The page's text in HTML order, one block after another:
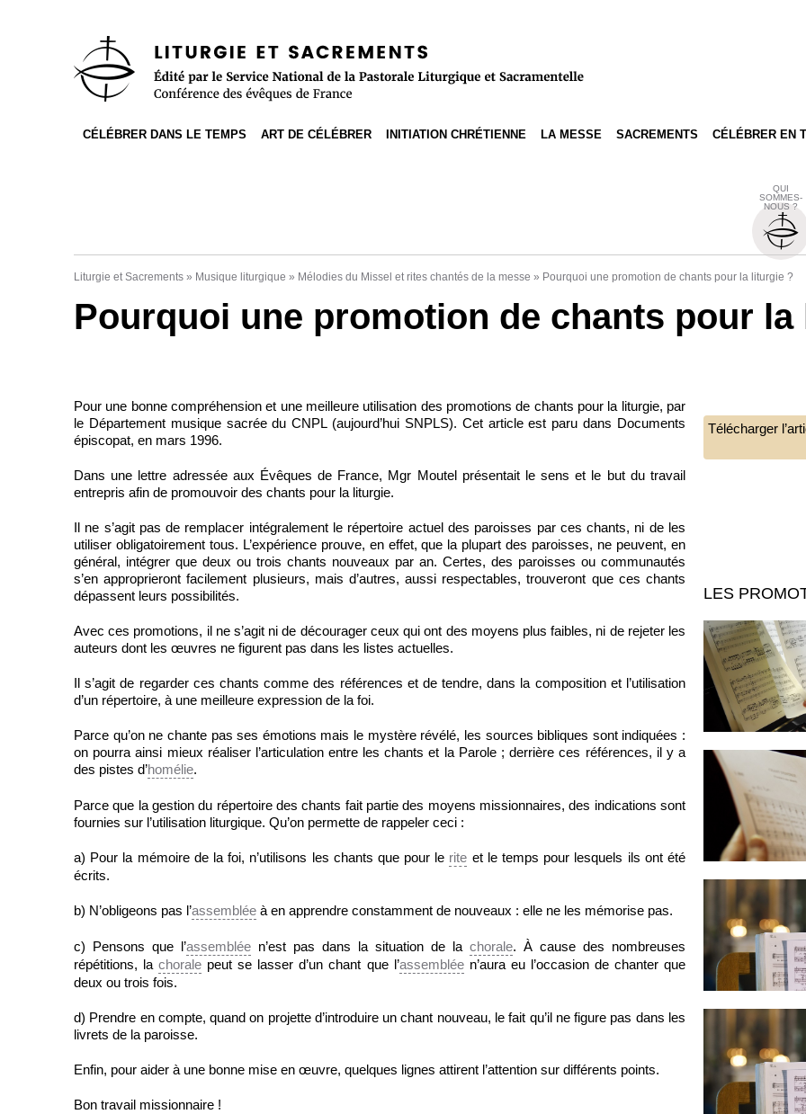
Accès direct à la recherche
CÉLÉBRER DANS LE TEMPS ART DE CÉLÉBRER INITIATION CHRÉTIENNE LA MESSE SACREMENTS CÉLÉBRER EN
QUI
SOMMES-
NOUS ?
Liturgie et Sacrements » Musique liturgique » Mélodies du Missel et rites chantés de la messe » Pourquoi une promotion de chants pour la liturgie ?
Pourquoi une promotion de chants pour la
Pour une bonne compréhension et une meilleure utilisation des promotions de chants pour la liturgie, par
le Département musique sacrée du CNPL (aujourd’hui SNPLS). Cet article est paru dans Documents
épiscopat, en mars 1996.
Dans une lettre adressée aux Évêques de France, Mgr Moutel présentait le sens et le but du travail
entrepris afin de promouvoir des chants pour la liturgie.
Il ne s’agit pas de remplacer intégralement le répertoire actuel des paroisses par ces chants, ni de les
utiliser obligatoirement tous. L’expérience prouve, en effet, que la plupart des paroisses, ne peuvent, en
général, intégrer que deux ou trois chants nouveaux par an. Certes, des paroisses ou communautés
s’en approprieront facilement plusieurs, mais d’autres, aussi respectables, trouveront que ces chants
dépassent leurs possibilités.
Avec ces promotions, il ne s’agit ni de décourager ceux qui ont des moyens plus faibles, ni de rejeter les
auteurs dont les œuvres ne figurent pas dans les listes actuelles.
Il s’agit de regarder ces chants comme des références et de tendre, dans la composition et l’utilisation
d’un répertoire, à une meilleure expression de la foi.
Parce qu’on ne chante pas ses émotions mais le mystère révélé, les sources bibliques sont indiquées :
on pourra ainsi mieux réaliser l’articulation entre les chants et la Parole ; derrière ces références, il y a
des pistes d’homélie.
Parce que la gestion du répertoire des chants fait partie des moyens missionnaires, des indications sont
fournies sur l’utilisation liturgique. Qu’on permette de rappeler ceci :
a) Pour la mémoire de la foi, n’utilisons les chants que pour le rite et le temps pour lesquels ils ont été
écrits.
b) N’obligeons pas l’assemblée à en apprendre constamment de nouveaux : elle ne les mémorise pas.
c) Pensons que l’assemblée n’est pas dans la situation de la chorale. À cause des nombreuses
répétitions, lachorale peut se lasser d’un chant que l’assembléen’aura eu l’occasion de chanter que
deux ou trois fois.
d) Prendre en compte, quand on projette d’introduire un chant nouveau, le fait qu’il ne figure pas dans les
livrets de la paroisse.
Enfin, pour aider à une bonne mise en œuvre, quelques lignes attirent l’attention sur différents points.
Bon travail missionnaire !
Télécharger
LES